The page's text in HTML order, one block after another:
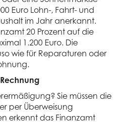
Euro Lohn-, Fahrt- und
im Jahr anerkannt.
20 Prozent auf die
1.200 Euro. Die
wie für Reparaturen oder
Sie müssen die
per Überweisung
erkennt das Finanzamt